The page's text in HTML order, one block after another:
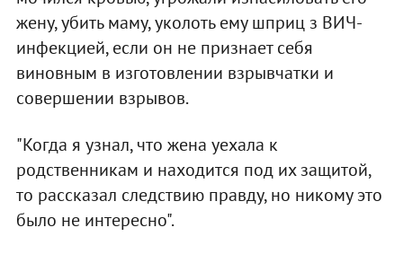
жену, убить маму, уколоть ему шприц з ВИЧ-
инфекцией, если он не признает себя
виновным в изготовлении взрывчатки и
совершении взрывов.
"Когда я узнал, что жена уехала к
родственникам и находится под их защитой,
то рассказал следствию правду, но никому это
было не интересно".